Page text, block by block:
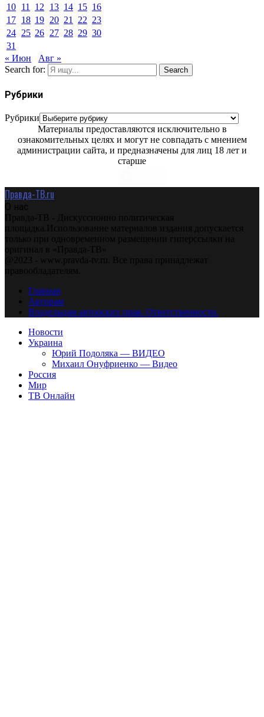
10 11 12 13 14 15 16
17 18 19 20 21 22 23
24 25 26 27 28 29 30
31
« Июн
Авг »
Search for:
Search
Рубрики
Рубрики
Материалы предоставляются исключительно в
ознакомительных целях и могут не совпадать с мнением
администрации сайта, и предназначены для лиц 18 лет и
старше
Правда-ТВ.ru
О нас
Правда-ТВ - Дискуссионно политическая
площадка.Использование материалов издания допускается
только при одновременном размещении гиперссылки на
оригинал в «Правда-ТВ»
@2023 - www.pravda-tv.ru. Все права принадлежат
правообладателям.
Главная
Авторам
Владельцам авторских прав. Ответственности.
Новости
Украина
Юрий Подоляка — ВИДЕО
Михаил Онуфриенко — Видео
Россия
Мир
ТВ Онлайн